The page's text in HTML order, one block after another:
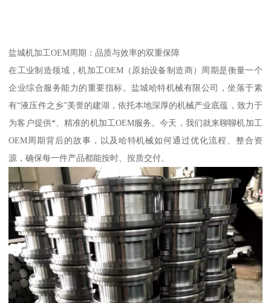
盐城机加工OEM周期：品质与效率的双重保障
在工业制造领域，机加工OEM（原始设备制造商）周期是衡量一个
企业综合服务能力的重要指标。盐城哈特机械有限公司，坐落于素
有“液压件之乡”美誉的建湖，依托本地深厚的机械产业底蕴，致力于
为客户提供*、精准的机加工OEM服务。今天，我们就来聊聊机加工
OEM周期背后的故事，以及哈特机械如何通过优化流程、整合资
源，确保每一件产品都能按时、按质交付。